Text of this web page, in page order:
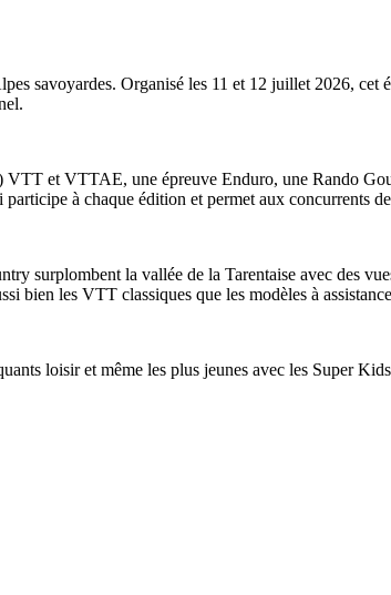
savoyardes. Organisé les 11 et 12 juillet 2026,
et VTTAE, une épreuve Enduro, une Rando
à chaque édition et permet aux concurrents
surplombent la vallée de la Tarentaise avec des
bien les VTT classiques que les modèles à
loisir et même les plus jeunes avec les Super